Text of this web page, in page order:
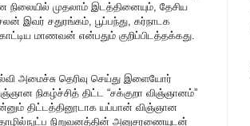
நிலையில் முதலாம் இடத்தினையும், தேசிய
இவர் சதுரங்கம், பூப்பந்து, கர்நாடக
மாணவன் என்பதும் குறிப்பிடத்தக்கது.
அமைச்சு தெரிவு செய்து இளையோர்
நிகழ்ச்சித் திட்ட “சக்குறா விஞ்ஞானம்”
திட்டத்தினூடாக யப்பான் விஞ்ஞான
நிறுவனத்தின் அனுசரணையுடன்